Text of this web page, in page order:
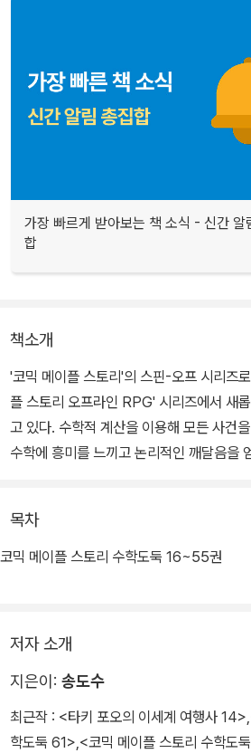
가장 빠르게 받아보는 책 소식 - 신간 알
합
책소개
'코믹 메이플 스토리'의 스핀-오프 시리즈
플 스토리 오프라인 RPG' 시리즈에서 새
고 있다. 수학적 계산을 이용해 모든 사건
수학에 흥미를 느끼고 논리적인 깨달음을
목차
코믹 메이플 스토리 수학도둑 16~55권
저자 소개
지은이: 송도수
최근작 : <타키 포오의 이세계 여행사 14>,
학도둑 61>,<코믹 메이플 스토리 수학도